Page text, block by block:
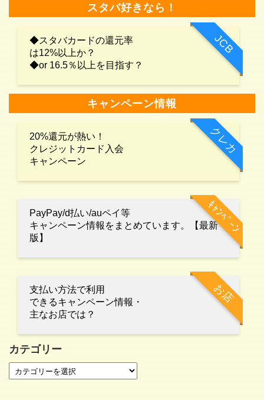
スタバ好きなら！
JCB
◆スタバカードの還元率
は12%以上か？
◆or 16.5％以上を目指す？
キャンペーン情報
クレカ
20%還元が熱い！
クレジットカード入会
キャンペーン
ｷｬﾝﾍﾟｰﾝ
PayPay/d払い/auペイ等
キャンペーン情報をまとめています。【最新
版】
お店
支払い方法で利用
できるキャンペーン情報・
主なお店では？
カテゴリー